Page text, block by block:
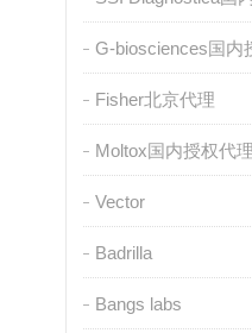
G-biosciences国内
Fisher北京代理
Moltox国内授权代理
Vector
Badrilla
Bangs labs